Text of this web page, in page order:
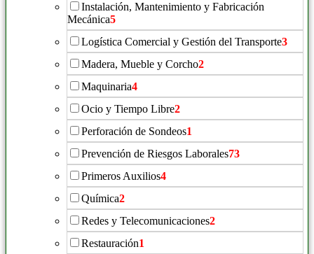
Instalación, Mantenimiento y Fabricación
Mecánica5
Logística Comercial y Gestión del Transporte3
Madera, Mueble y Corcho2
Maquinaria4
Ocio y Tiempo Libre2
Perforación de Sondeos1
Prevención de Riesgos Laborales73
Primeros Auxilios4
Química2
Redes y Telecomunicaciones2
Restauración1